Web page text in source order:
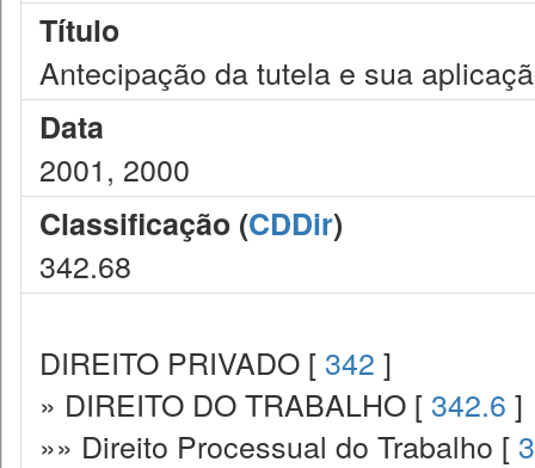
Título
Antecipação da tutela e sua
Data
2001, 2000
Classificação (CDDir)
342.68
DIREITO PRIVADO [ 342 ]
» DIREITO DO TRABALHO [ 342.6 ]
»» Direito Processual do Trabalho [